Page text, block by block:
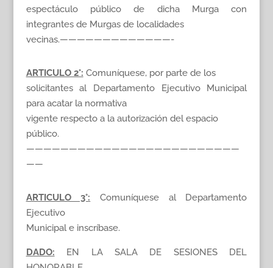
espectáculo público de dicha Murga con
integrantes de Murgas de localidades
vecinas.—————————————-
ARTICULO 2°: Comuníquese, por parte de los
solicitantes al Departamento Ejecutivo Municipal
para acatar la normativa
vigente respecto a la autorización del espacio
público.
—————————————————————————
——
ARTICULO 3°: Comuníquese al Departamento
Ejecutivo
Municipal e inscríbase.
DADO: EN LA SALA DE SESIONES DEL